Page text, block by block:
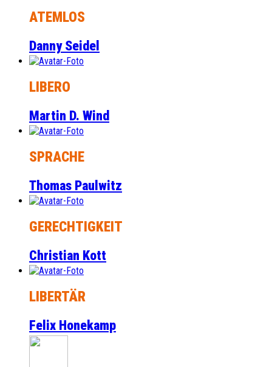
ATEMLOS
Danny Seidel
LIBERO
Martin D. Wind
SPRACHE
Thomas Paulwitz
GERECHTIGKEIT
Christian Kott
LIBERTÄR
Felix Honekamp